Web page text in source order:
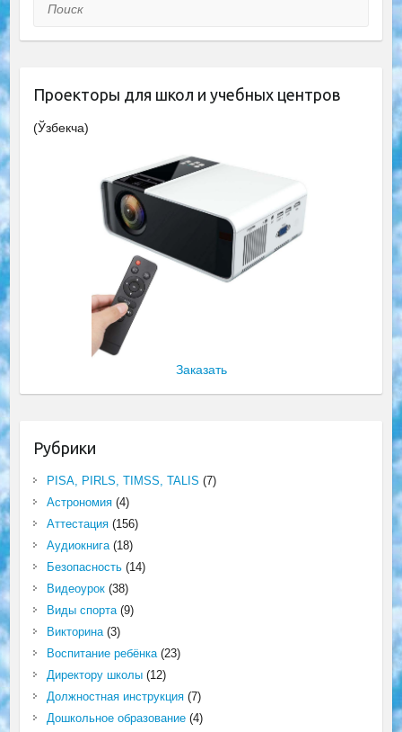
Проекторы для школ и учебных центров
(Ўзбекча)
Заказать
Рубрики
PISA, PIRLS, TIMSS, TALIS (7)
Астрономия(4)
Аттестация(156)
Аудиокнига(18)
Безопасность(14)
Видеоурок(38)
Виды спорта(9)
Викторина(3)
Воспитание ребёнка(23)
Директору школы(12)
Должностная инструкция(7)
Дошкольное образование(4)